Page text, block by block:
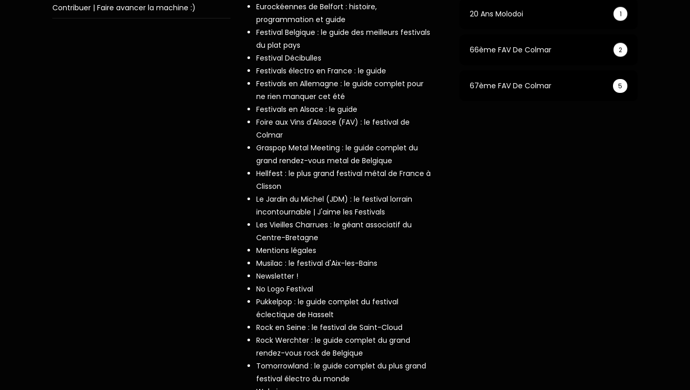
Contribuer | Faire avancer la machine :)
Eurockéennes de Belfort : histoire,
programmation et guide
Festival Belgique : le guide des meilleurs festivals
du plat pays
Festival Décibulles
Festivals électro en France : le guide
Festivals en Allemagne : le guide complet pour
ne rien manquer cet été
Festivals en Alsace : le guide
Foire aux Vins d'Alsace (FAV) : le festival de
Colmar
Graspop Metal Meeting : le guide complet du
grand rendez-vous metal de Belgique
Hellfest : le plus grand festival métal de France à
Clisson
Le Jardin du Michel (JDM) : le festival lorrain
incontournable | J'aime les Festivals
Les Vieilles Charrues : le géant associatif du
Centre-Bretagne
Mentions légales
Musilac : le festival d'Aix-les-Bains
Newsletter !
No Logo Festival
Pukkelpop : le guide complet du festival
éclectique de Hasselt
Rock en Seine : le festival de Saint-Cloud
Rock Werchter : le guide complet du grand
rendez-vous rock de Belgique
Tomorrowland : le guide complet du plus grand
festival électro du monde
20 Ans Molodoi 1
66ème FAV De Colmar 2
67ème FAV De Colmar 5